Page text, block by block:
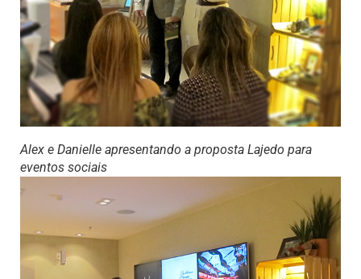
Alex e Danielle apresentando a proposta Lajedo para
eventos sociais